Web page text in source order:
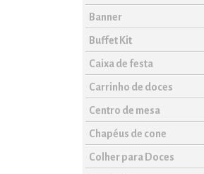
Banner
Buffet Kit
Caixa de festa
Carrinho de doces
Centro de mesa
Chapéus de cone
Colher para Doces